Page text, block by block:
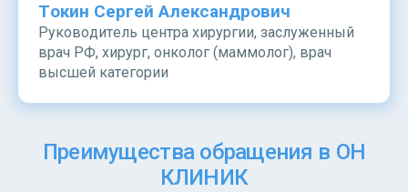
Токин Сергей Александрович
Руководитель центра хирургии, заслуженный
врач РФ, хирург, онколог (маммолог), врач
высшей категории
Преимущества обращения в ОН
КЛИНИК